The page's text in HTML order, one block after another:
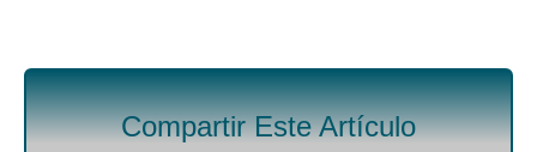
Compartir Este Artículo